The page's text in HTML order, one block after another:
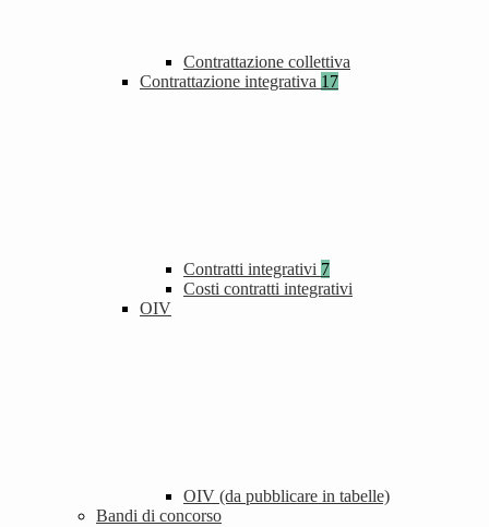
Contrattazione collettiva
Contrattazione integrativa 17
Contratti integrativi 7
Costi contratti integrativi
OIV
OIV (da pubblicare in tabelle)
Bandi di concorso